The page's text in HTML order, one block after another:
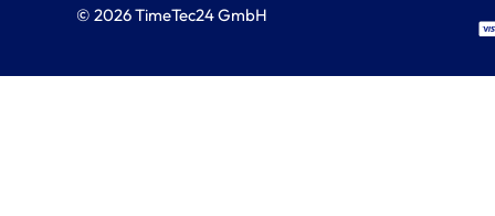
© 2026 TimeTec24 GmbH